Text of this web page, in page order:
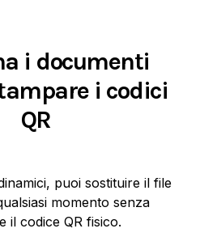
i documenti
i codici
QR
puoi sostituire il file
momento senza
il codice QR fisico.